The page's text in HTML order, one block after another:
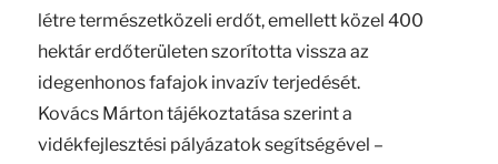
létre természetközeli erdőt, emellett közel 400
hektár erdőterületen szorította vissza az
idegenhonos fafajok invazív terjedését.
Kovács Márton tájékoztatása szerint a
vidékfejlesztési pályázatok segítségével –